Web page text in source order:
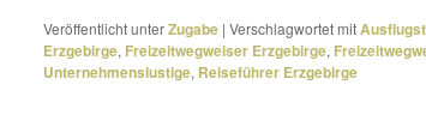
Veröffentlicht unterZugabe | Verschlagwortet mit
Erzgebirge, Freizeitwegweiser Erzgebirge,
Unternehmenslustige, Reiseführer Erzgebirge